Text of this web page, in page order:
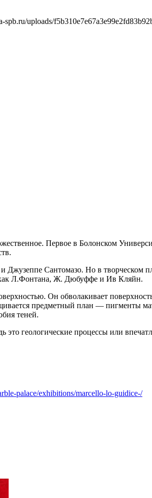
spb.ru/uploads/
Первое в Болонском
Сантомазо. Но в творческом
как Л.Фонтана, Ж. Дюбуффе и Ив Кляйн.
Он обволакивает
предметный план — пигменты
теней.
это геологические процессы или
palace/exhibitions/marcello-lo-guidice-/